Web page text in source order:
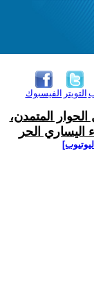
الفيسبوك التويتر
المتمدن،
اليساري الحر